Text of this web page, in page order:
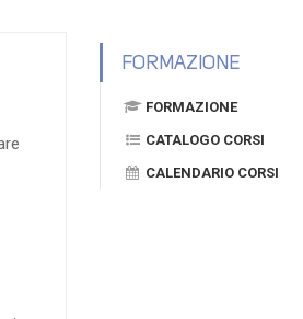
FORMAZIONE
FORMAZIONE
CATALOGO CORSI
CALENDARIO CORSI